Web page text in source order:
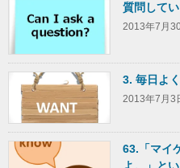
質問して
2013年7月
3. 毎日よ
2013年7月3
63.「マイ
よ。」とい